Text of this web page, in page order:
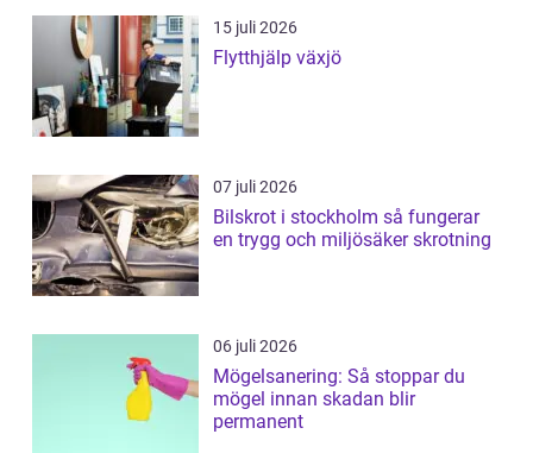
15 juli 2026
Flytthjälp växjö
07 juli 2026
Bilskrot i stockholm så fungerar
en trygg och miljösäker skrotning
06 juli 2026
Mögelsanering: Så stoppar du
mögel innan skadan blir
permanent